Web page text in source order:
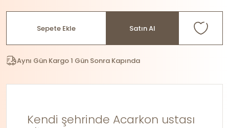
Sepete Ekle Satın Al
Aynı Gün Kargo 1 Gün Sonra Kapında
Kendi şehrinde Acarkon ustası